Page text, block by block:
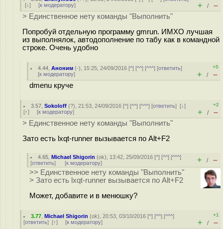
[↓] [к модератору] + / –
> Единственное нету команды "Выполнить"
Попробуй отдельную программу gmrun. ИМХО лучшая
из выполнялок, автодополнение по табу как в командной
строке. Очень удобно
4.44 ,Аноним (-), 15:25, 24/09/2016 [^] [^^] [^^^] [ответить]
[к модератору]
+5
+ / –
dmenu круче
3.57 ,Sokoloff (?), 21:53, 24/09/2016 [^] [^^] [^^^] [ответить][↓]
[↑] [к модератору]
+2
+ / –
> Единственное нету команды "Выполнить"
Зато есть lxqt-runner вызывается по Alt+F2
4.65 ,Michael Shigorin (ok), 13:42, 25/09/2016 [^] [^^] [^^^]
[ответить] [к модератору] + / –
>> Единственное нету команды "Выполнить"
> Зато есть lxqt-runner вызывается по Alt+F2
Может, добавите и в менюшку?
3.77 ,Michael Shigorin (ok), 20:53, 03/10/2016 [^] [^^] [^^^]
[ответить] [↑] [к модератору]
+1
+ / –